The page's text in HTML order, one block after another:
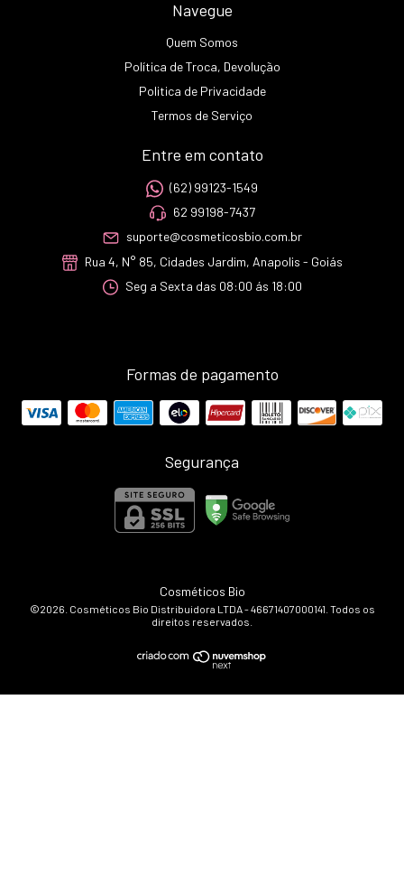
Navegue
Quem Somos
Política de Troca, Devolução
Politica de Privacidade
Termos de Serviço
Entre em contato
(62) 99123-1549
62 99198-7437
suporte@cosmeticosbio.com.br
Rua 4, N° 85, Cidades Jardim, Anapolis - Goiás
Seg a Sexta das 08:00 ás 18:00
Formas de pagamento
Segurança
Cosméticos Bio
©2026. Cosméticos Bio Distribuidora LTDA - 46671407000141. Todos os
direitos reservados.